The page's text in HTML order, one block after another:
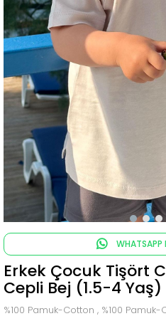
WHATSAPP
Erkek Çocuk Tişört
Cepli Bej (1.5-4 Yaş)
%100 Pamuk-Cotton , %100 Pamuk-